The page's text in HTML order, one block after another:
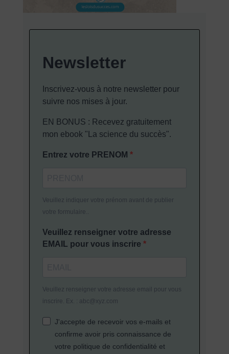
Newsletter
Inscrivez-vous à notre newsletter pour
suivre nos mises à jour.
EN BONUS : Recevez gratuitement
mon ebook "La science du succès".
Entrez votre PRENOM
Veuillez indiquer votre prénom avant de publier
votre formulaire..
Veuillez renseigner votre adresse
EMAIL pour vous inscrire
Veuillez renseigner votre adresse email pour vous
inscrire. Ex. : abc@xyz.com
J'accepte de recevoir vos e-mails et
confirme avoir pris connaissance de
votre politique de confidentialité et